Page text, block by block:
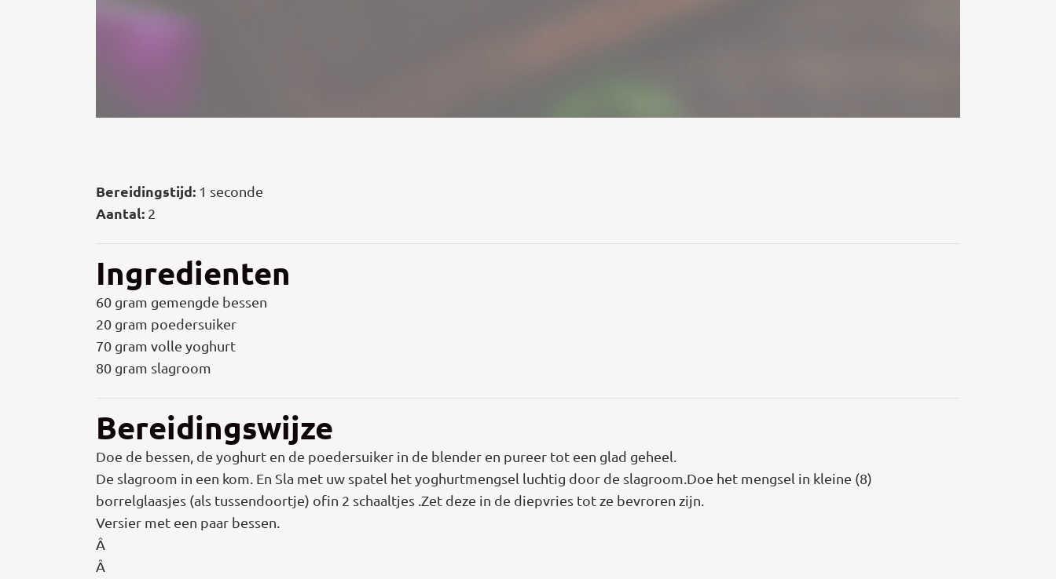
Bereidingstijd: 1 seconde
Aantal: 2
Ingredienten
60 gram gemengde bessen
20 gram poedersuiker
70 gram volle yoghurt
80 gram slagroom
Bereidingswijze
Doe de bessen, de yoghurt en de poedersuiker in de blender en pureer tot een glad geheel.
De slagroom in een kom. En Sla met uw spatel het yoghurtmengsel luchtig door de slagroom.Doe het mengsel in kleine (8)
borrelglaasjes (als tussendoortje) ofin 2 schaaltjes .Zet deze in de diepvries tot ze bevroren zijn.
Versier met een paar bessen.
Â
Â